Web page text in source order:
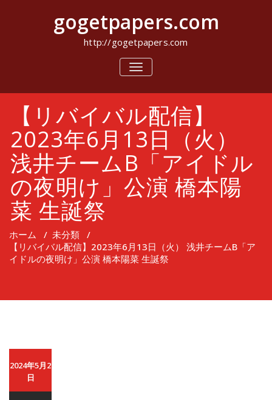
キ
gogetpapers.com
http://gogetpapers.com
ナ
ビ
シ
ョ
ン
を
切
り
替
え
【リバイバル配信】
2023年6月13日（火）
浅井チームB「アイドル
の夜明け」公演 橋本陽
菜 生誕祭
ホーム / 未分類 /
【リバイバル配信】2023年6月13日（火） 浅井チームB「ア
イドルの夜明け」公演 橋本陽菜 生誕祭
2024年5月2
日